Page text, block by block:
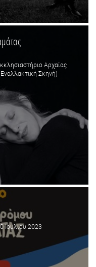
Αρχαίας
Σκηνή)
Ιουλίου 2023